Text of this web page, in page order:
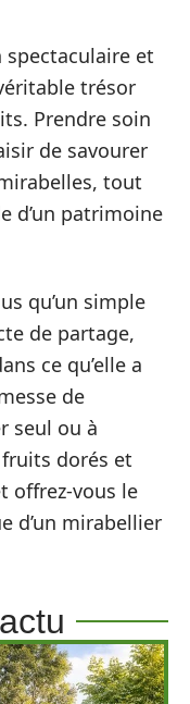
spectaculaire et
trésor
Prendre soin
de savourer
tout
d’un patrimoine
qu’un simple
de partage,
ce qu’elle a
de
seul ou à
dorés et
offrez-vous le
d’un mirabellier